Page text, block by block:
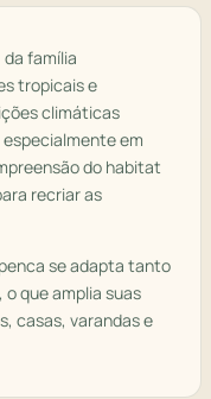
família
tropicais e
climáticas
em
do habitat
recriar as
se adapta tanto
que amplia suas
casas, varandas e